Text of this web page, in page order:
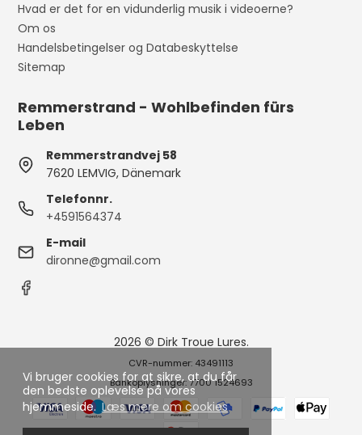
Vi bruger cookies for at sikre, at du får
den bedste oplevelse på vores
hjemmeside. Læs mere om cookies
Hvad er det for en vidunderlig musik i videoerne?
Om os
Handelsbetingelser og Databeskyttelse
Sitemap
Remmerstrand - Wohlbefinden fürs
Leben
Remmerstrandvej 58
7620 LEMVIG, Dänemark
Telefonnr.
+4591564374
E-mail
dironne@gmail.com
2026 © Dirk Troue Lures.
CVR-nummer: 43491113
Bankoplysninger: 7700 1524693